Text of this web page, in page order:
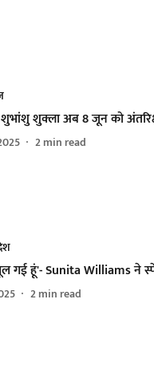
शुक्ला अब 8 जून को
2min read
गई हूं'- Sunita Williams ने
2min read